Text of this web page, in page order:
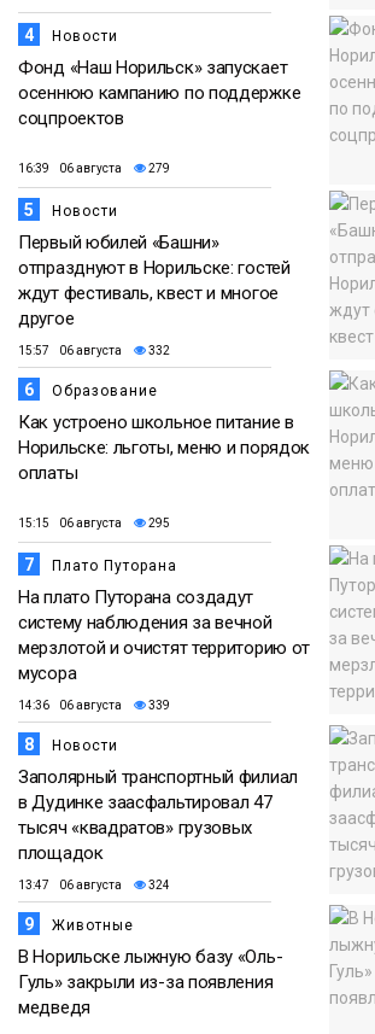
4 Новости
Фонд «Наш Норильск» запускает
осеннюю кампанию по поддержке
соцпроектов
16:39 06 августа 279
5 Новости
Первый юбилей «Башни»
отпразднуют в Норильске: гостей
ждут фестиваль, квест и многое
другое
15:57 06 августа 332
6 Образование
Как устроено школьное питание в
Норильске: льготы, меню и порядок
оплаты
15:15 06 августа 295
7 Плато Путорана
На плато Путорана создадут
систему наблюдения за вечной
мерзлотой и очистят территорию от
мусора
14:36 06 августа 339
8 Новости
Заполярный транспортный филиал
в Дудинке заасфальтировал 47
тысяч «квадратов» грузовых
площадок
13:47 06 августа 324
9 Животные
В Норильске лыжную базу «Оль-
Гуль» закрыли из-за появления
медведя